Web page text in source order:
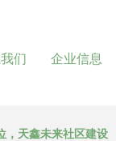
们 企业信息
，天鑫未来社区建设